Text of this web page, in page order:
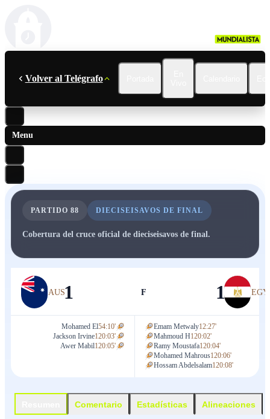
Volver al Telégrafo
Menu
PARTIDO 88 DIECISEISAVOS DE FINAL
Cobertura del cruce oficial de dieciseisavos de final.
AUS1 F 1 EGY
Mohamed El54:10'
Jackson Irvine120:03'
Awer Mabil120:05'
Emam Metwaly12:27'
Mahmoud H120:02'
Ramy Moustafa120:04'
Mohamed Mahrous120:06'
Hossam Abdelsalam120:08'
Comentario Estadísticas Alineaciones